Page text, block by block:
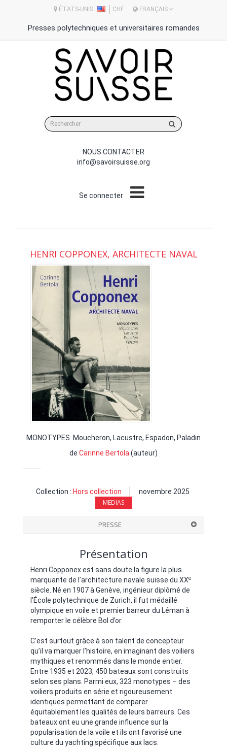
ÉTATS-UNIS CHF FRANÇAIS
Presses polytechniques et universitaires romandes
sur
site
NOUS CONTACTER
info@savoirsuisse.org
Se connecter
HENRI COPPONEX, ARCHITECTE NAVAL
MONOTYPES. Moucheron, Lacustre, Espadon, Paladin
de Carinne Bertola(auteur)
Collection : Hors collection novembre 2025
MEDIAS
PRESSE
Présentation
Henri Copponex est sans doute la figure la plus
marquante de l’architecture navale suisse du XXe
siècle. Né en 1907 à Genève, ingénieur diplômé de
l’École polytechnique de Zurich, il fut médaillé
olympique en voile et premier barreur du Léman à
remporter le célèbre Bol d’or.
C’est surtout grâce à son talent de concepteur
qu’il va marquer l’histoire, en imaginant des voiliers
mythiques et renommés dans le monde entier.
Entre 1935 et 2023, 450 bateaux sont construits
selon ses plans. Parmi eux, 323 monotypes – des
voiliers produits en série et rigoureusement
identiques permettant de comparer
équitablement les qualités de leurs barreurs. Ces
bateaux ont eu une grande influence sur la
popularisation de la voile et ils ont favorisé une
culture du yachting spécifique aux lacs.